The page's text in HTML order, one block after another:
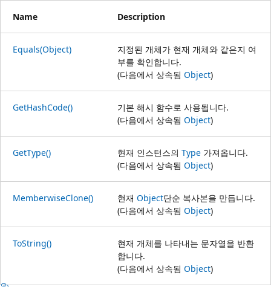
Name Description
Equals(Object)
지정된 개체가 현재 개체와 같은지 여
부를 확인합니다.
(다음에서 상속됨 Object)
GetHashCode()
기본 해시 함수로 사용됩니다.
(다음에서 상속됨 Object)
GetType() 현재 인스턴스의 Type 가져옵니다.
(다음에서 상속됨 Object)
MemberwiseClone() 현재 Object단순 복사본을 만듭니다.
(다음에서 상속됨 Object)
ToString()
현재 개체를 나타내는 문자열을 반환
합니다.
(다음에서 상속됨 Object)